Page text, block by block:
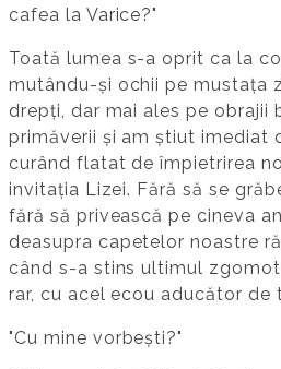
cafea la Varice?"
Toată lumea s-a oprit ca la
mutându-și ochii pe mustața
drepți, dar mai ales pe obrajii
primăverii și am știut imediat
curând flatat de împietrirea
invitația Lizei. Fără să se
fără să privească pe cineva
deasupra capetelor noastre
când s-a stins ultimul
rar, cu acel ecou aducător de
"Cu mine vorbești?"